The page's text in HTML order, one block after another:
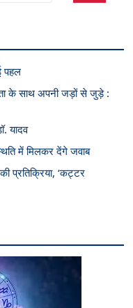
पहल
के साथ अपनी जड़ों से जुड़े :
यादव
में मिलकर देंगे जवाब
प्रतिक्रिया, ‘कट्टर